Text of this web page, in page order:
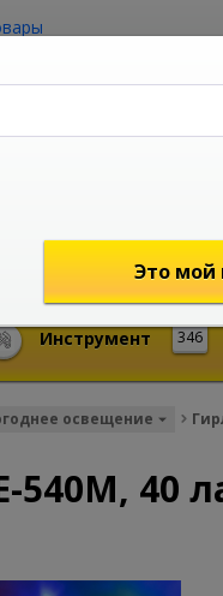
shop@mireks.ru
346
Инструмент
освещение
540M, 40
Это мой